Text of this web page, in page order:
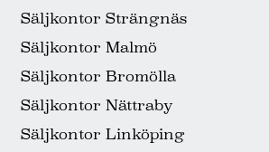
Säljkontor Strängnäs
Säljkontor Malmö
Säljkontor Bromölla
Säljkontor Nättraby
Säljkontor Linköping